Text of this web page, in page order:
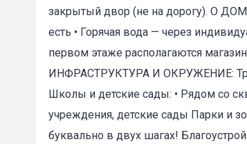
закрытый двор (не на дорогу). О ДОМЕ
есть • Горячая вода — через
первом этаже располагаются
ИНФРАСТРУКТУРА И ОКРУЖЕНИЕ:
Школы и детские сады: • Рядом со
учреждения, детские сады Парки и
буквально в двух шагах!